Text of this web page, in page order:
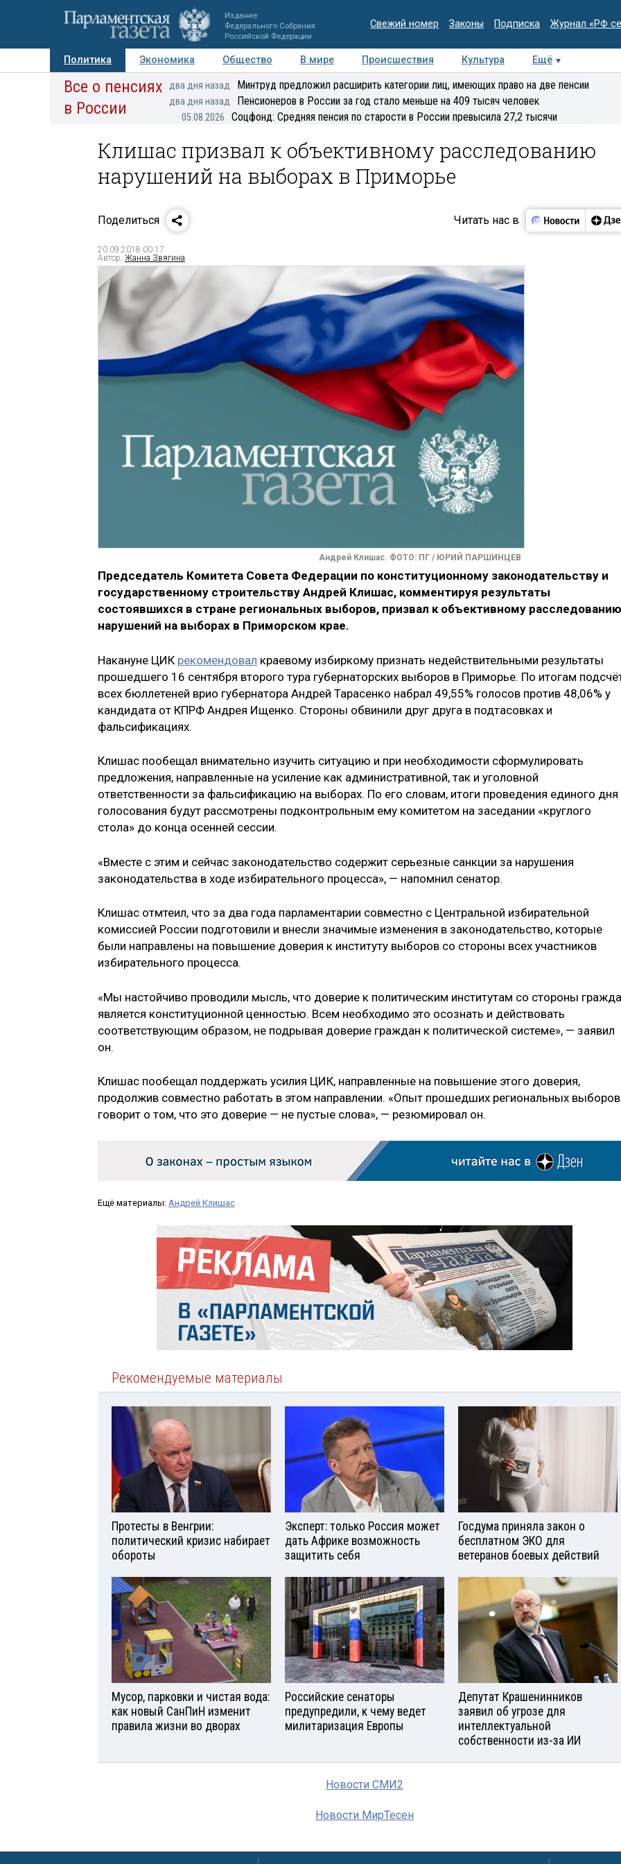
Издание
Федерального Собрания
Российской Федерации
Свежий номер Законы Подписка Журнал «РФ
Политика Экономика Общество В мире Происшествия Культура
Ещё
Авторы Персоны Мнения Регионы Медиацентр Интервью Колумнисты
Все о пенсиях
в России
два дня назад Минтруд предложил расширить категории лиц, имеющих право на две пенсии
два дня назад Пенсионеров в России за год стало меньше на 409 тысяч человек
05.08.2026 Соцфонд: Средняя пенсия по старости в России превысила 27,2 тысячи
Клишас призвал к объективному расследованию
нарушений на выборах в Приморье
Поделиться Читать нас в
20.09.2018 00:17
Автор: Жанна Звягина
Андрей Клишас. ФОТО: ПГ / ЮРИЙ ПАРШИНЦЕВ
Председатель Комитета Совета Федерации по конституционному законодательству и
государственному строительству Андрей Клишас, комментируя результаты
состоявшихся в стране региональных выборов, призвал к объективному расследованию
нарушений на выборах в Приморском крае.
Накануне ЦИК рекомендовал краевому избиркому признать недействительными результаты
прошедшего 16 сентября второго тура губернаторских выборов в Приморье. По итогам
всех бюллетеней врио губернатора Андрей Тарасенко набрал 49,55% голосов против 48,06% у
кандидата от КПРФ Андрея Ищенко. Стороны обвинили друг друга в подтасовках и
фальсификациях.
Клишас пообещал внимательно изучить ситуацию и при необходимости сформулировать
предложения, направленные на усиление как административной, так и уголовной
ответственности за фальсификацию на выборах. По его словам, итоги проведения единого дня
голосования будут рассмотрены подконтрольным ему комитетом на заседании «круглого
стола» до конца осенней сессии.
«Вместе с этим и сейчас законодательство содержит серьезные санкции за нарушения
законодательства в ходе избирательного процесса», — напомнил сенатор.
Клишас отмтеил, что за два года парламентарии совместно с Центральной избирательной
комиссией России подготовили и внесли значимые изменения в законодательство, которые
были направлены на повышение доверия к институту выборов со стороны всех участников
избирательного процесса.
«Мы настойчиво проводили мысль, что доверие к политическим институтам со стороны
является конституционной ценностью. Всем необходимо это осознать и действовать
соответствующим образом, не подрывая доверие граждан к политической системе», — заявил
он.
Клишас пообещал поддержать усилия ЦИК, направленные на повышение этого доверия,
продолжив совместно работать в этом направлении. «Опыт прошедших региональных выборов
говорит о том, что это доверие — не пустые слова», — резюмировал он.
Ещё материалы: Андрей Клишас
Рекомендуемые материалы
Протесты в Венгрии:
политический кризис набирает
обороты
Эксперт: только Россия может
дать Африке возможность
защитить себя
Госдума приняла закон о
бесплатном ЭКО для
ветеранов боевых действий
Мусор, парковки и чистая вода:
как новый СанПиН изменит
правила жизни во дворах
Российские сенаторы
предупредили, к чему ведет
милитаризация Европы
Депутат Крашенинников
заявил об угрозе для
интеллектуальной
собственности из-за ИИ
Новости СМИ2
Новости МирТесен